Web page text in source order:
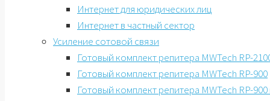
Интернет для юридических лиц
Интернет в частный сектор
Усиление сотовой связи
Готовый комплект репитера MWTech RP-
Готовый комплект репитера MWTech RP-900
Готовый комплект репитера MWTech RP-